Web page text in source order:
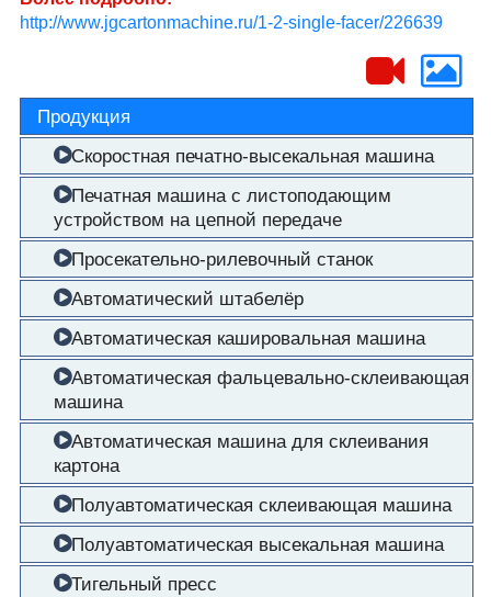
http://www.jgcartonmachine.ru/1-2-single-facer/226639
Продукция
Скоростная печатно-высекальная машина
Печатная машина с листоподающим
устройством на цепной передаче
Просекательно-рилевочный станок
Автоматический штабелёр
Автоматическая кашировальная машина
Автоматическая фальцевально-склеивающая
машина
Автоматическая машина для склеивания
картона
Полуавтоматическая склеивающая машина
Полуавтоматическая высекальная машина
Тигельный пресс